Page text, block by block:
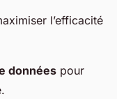
l’efficacité
données pour